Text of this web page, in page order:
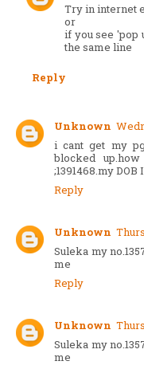
Try in internet
or
if you see 'pop
the same line
Reply
Unknown
i cant get my
blocked
;1391468.my
Reply
Unknown
Suleka my
me
Reply
Unknown
Suleka my
me